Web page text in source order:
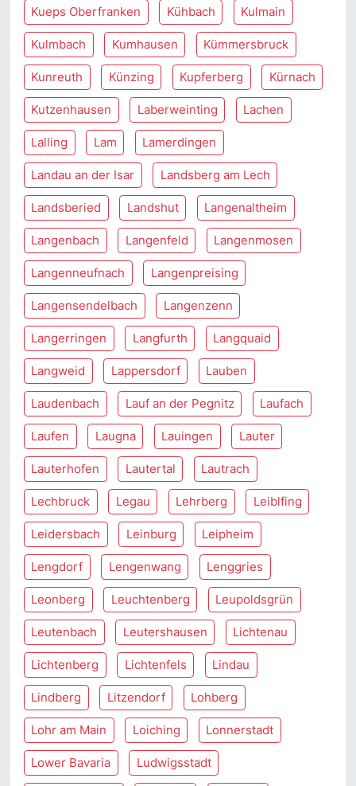
Kueps Oberfranken Kühbach Kulmain
Kulmbach Kumhausen Kümmersbruck
Kunreuth Künzing Kupferberg Kürnach
Kutzenhausen Laberweinting Lachen
Lalling Lam Lamerdingen
Landau an der Isar Landsberg am Lech
Landsberied Landshut Langenaltheim
Langenbach Langenfeld Langenmosen
Langenneufnach Langenpreising
Langensendelbach Langenzenn
Langerringen Langfurth Langquaid
Langweid Lappersdorf Lauben
Laudenbach Lauf an der Pegnitz Laufach
Laufen Laugna Lauingen Lauter
Lauterhofen Lautertal Lautrach
Lechbruck Legau Lehrberg Leiblfing
Leidersbach Leinburg Leipheim
Lengdorf Lengenwang Lenggries
Leonberg Leuchtenberg Leupoldsgrün
Leutenbach Leutershausen Lichtenau
Lichtenberg Lichtenfels Lindau
Lindberg Litzendorf Lohberg
Lohr am Main Loiching Lonnerstadt
Lower Bavaria Ludwigsstadt